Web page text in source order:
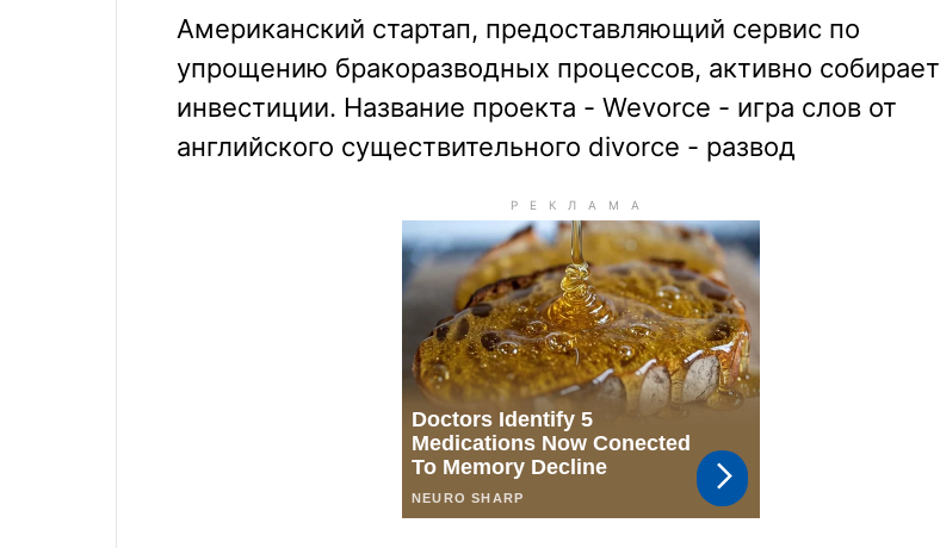
Американский стартап, предоставляющий сервис по
упрощению бракоразводных процессов, активно собирает
инвестиции. Название проекта - Wevorce - игра слов от
английского существительного divorce - развод